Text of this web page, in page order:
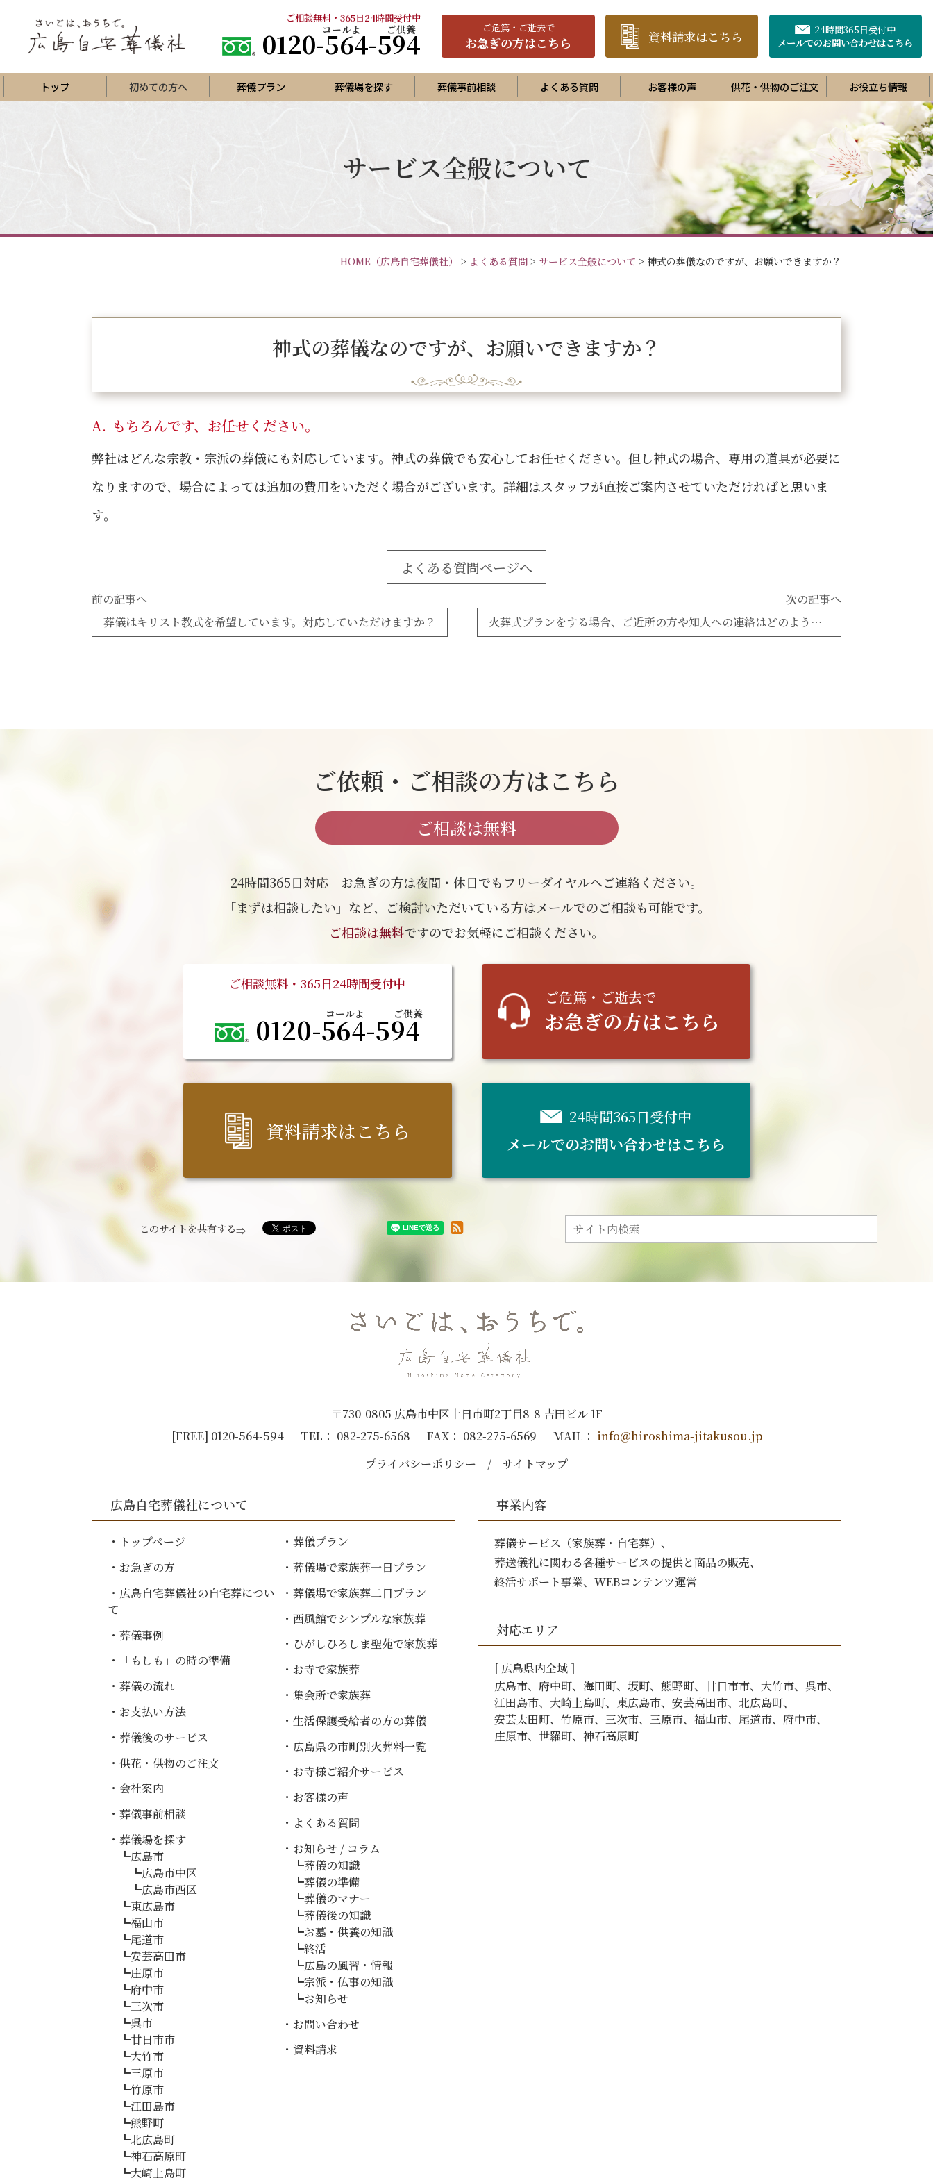
ご相談無料・365日24時間受付中
0120-564-594 ご危篤・ご逝去で
お急ぎの方はこちら 資料請求はこちら
24時間365日受付中
メールでのお問い合わせはこちら
トップ 初めての方へ 葬儀プラン
葬儀場で家族葬一日プラン
西風館でシンプルな家族葬
生活保護葬（福祉葬）プラン
葬儀場を探す 葬儀事前相談 よくある質問 お客様の声 供花・供物のご注文 お役立ち情報
サービス全般について
HOME （広島自宅葬儀社） > よくある質問 > サービス全般について > 神式の葬儀なのですが、お願いできますか？
神式の葬儀なのですが、お願いできますか？
もちろんです、お任せください。
弊社はどんな宗教・宗派の葬儀にも対応しています。神式の葬儀でも安心してお任せください。但し神式の場合、専用の道具が必要に
なりますので、場合によっては追加の費用をいただく場合がございます。詳細はスタッフが直接ご案内させていただければと思いま
す。
よくある質問ページへ
前の記事へ
葬儀はキリスト教式を希望しています。対応していただけますか？
次の記事へ
火葬式プランをする場合、ご近所の方や知人への連絡はどのようにしたらよいでしょうか。少々言いづらい面もあるのですが。
ご依頼・ご相談の方はこちら
ご相談は無料
24時間365日対応 お急ぎの方は夜間・休日でも フリーダイヤルへご連絡ください。
「まずは相談したい」など、ご検討いただいている方はメールでのご相談も可能です。
ご相談は無料ですのでお気軽にご相談ください。
ご相談無料・365日24時間受付中
0120-564-594
ご危篤・ご逝去で
お急ぎの方はこちら
資料請求はこちら
24時間365日受付中
メールでのお問い合わせはこちら
このサイトを共有する
〒730-0805 広島市中区十日市町2丁目8-8 吉田ビル 1F
[FREE] 0120-564-594 TEL： 082-275-6568 FAX： 082-275-6569 MAIL： info@hiroshima-jitakusou.jp
プライバシーポリシー
サイトマップ
広島自宅葬儀社について
トップページ
お急ぎの方
広島自宅葬儀社の自宅葬につい
て
葬儀事例
「もしも」の時の準備
葬儀の流れ
お支払い方法
葬儀後のサービス
供花・供物のご注文
会社案内
葬儀事前相談
葬儀場を探す
広島市
広島市中区
広島市西区
東広島市
福山市
尾道市
安芸高田市
庄原市
府中市
三次市
呉市
廿日市市
大竹市
三原市
竹原市
江田島市
熊野町
北広島町
神石高原町
大崎上島町
葬儀プラン
葬儀場で家族葬一日プラン
葬儀場で家族葬二日プラン
西風館でシンプルな家族葬
ひがしひろしま聖苑で家族葬
お寺で家族葬
集会所で家族葬
生活保護受給者の方の葬儀
広島県の市町別火葬料一覧
お寺様ご紹介サービス
お客様の声
よくある質問
お知らせ / コラム
葬儀の知識
葬儀の準備
葬儀のマナー
葬儀後の知識
お墓・供養の知識
終活
広島の風習・情報
宗派・仏事の知識
お知らせ
お問い合わせ
資料請求
事業内容
葬儀サービス（家族葬・自宅葬）、
葬送儀礼に関わる各種サービスの提供と商品の販売、
終活サポート事業、WEBコンテンツ運営
対応エリア
[ 広島県内全域 ]
広島市
府中町 海田町 坂町 熊野町 廿日市市 大竹市
呉市
江田島市
大崎上島町 東広島市 安芸高田市
北広島町
安芸太田町
竹原市 三次市 三原市 福山市 尾道市
府中市
庄原市
世羅町 神石高原町